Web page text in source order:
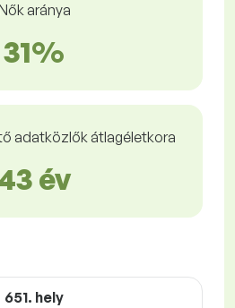
aránya
31%
adatközlők átlagéletkora
év
651. hely